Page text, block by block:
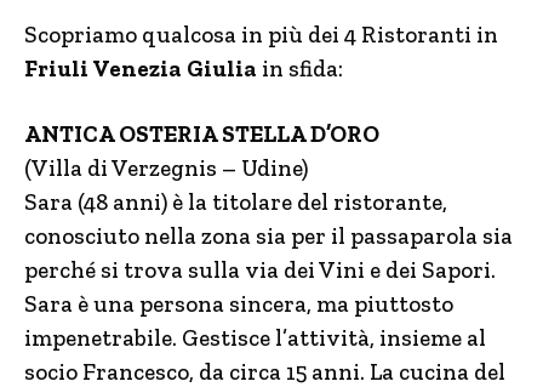
Scopriamo qualcosa in più dei 4 Ristoranti in
Friuli Venezia Giulia in sfida:
ANTICA OSTERIA STELLA D’ORO
(Villa di Verzegnis – Udine)
Sara (48 anni) è la titolare del ristorante,
conosciuto nella zona sia per il passaparola sia
perché si trova sulla via dei Vini e dei Sapori.
Sara è una persona sincera, ma piuttosto
impenetrabile. Gestisce l’attività, insieme al
socio Francesco, da circa 15 anni. La cucina del